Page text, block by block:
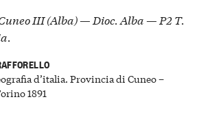
III (Alba) — Dioc. Alba — P2 T.
d’italia. Provincia di Cuneo –
1891